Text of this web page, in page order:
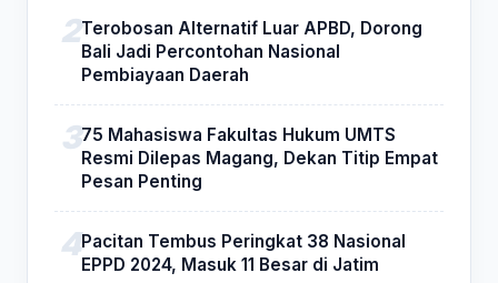
Terobosan Alternatif Luar APBD, Dorong
Bali Jadi Percontohan Nasional
Pembiayaan Daerah
75 Mahasiswa Fakultas Hukum UMTS
Resmi Dilepas Magang, Dekan Titip Empat
Pesan Penting
Pacitan Tembus Peringkat 38 Nasional
EPPD 2024, Masuk 11 Besar di Jatim